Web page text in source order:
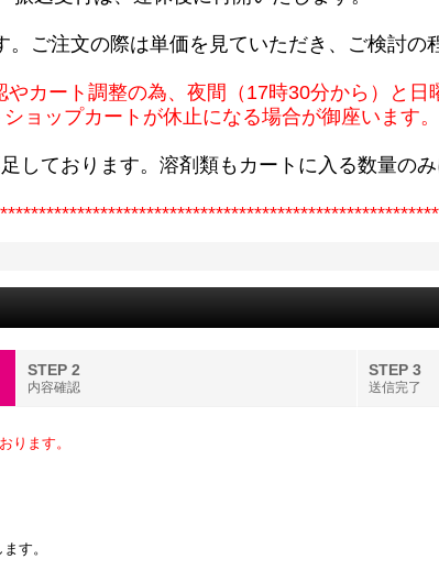
ご注文の際は単価を見ていただき、ご検討の
やカート調整の為、夜間（17時30分から）と日
ョップカートが休止になる場合が御座います。
しております。溶剤類もカートに入る数量のみ
STEP 2
内容確認
STEP 3
送信完了
ります。
す。